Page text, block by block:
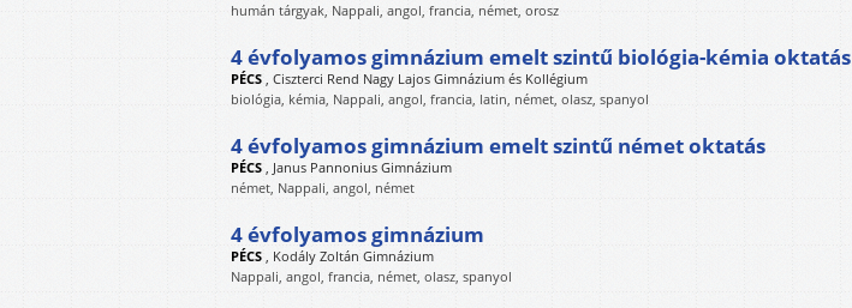
humán tárgyak, Nappali, angol, francia, német, orosz
4 évfolyamos gimnázium emelt szintű biológia-kémia oktatás
PÉCS , Ciszterci Rend Nagy Lajos Gimnázium és Kollégium
biológia, kémia, Nappali, angol, francia, latin, német, olasz, spanyol
4 évfolyamos gimnázium emelt szintű német oktatás
PÉCS , Janus Pannonius Gimnázium
német, Nappali, angol, német
4 évfolyamos gimnázium
PÉCS , Kodály Zoltán Gimnázium
Nappali, angol, francia, német, olasz, spanyol